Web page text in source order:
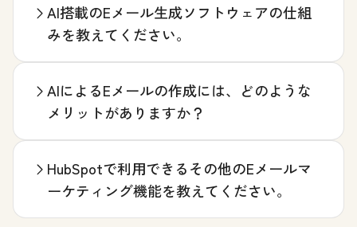
AI搭載のEメール生成ソフトウェアの仕組
みを教えてください。
AIによるEメールの作成には、どのような
メリットがありますか？
HubSpotで利用できるその他のEメールマ
ーケティング機能を教えてください。